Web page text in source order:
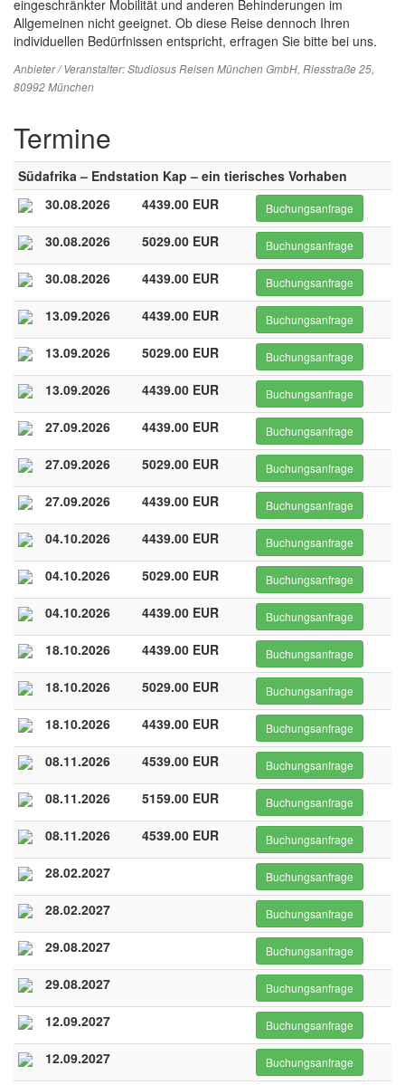
eingeschränkter Mobilität und anderen Behinderungen im
Allgemeinen nicht geeignet. Ob diese Reise dennoch Ihren
individuellen Bedürfnissen entspricht, erfragen Sie bitte bei uns.
Anbieter / Veranstalter:Studiosus Reisen München GmbH, Riesstraße 25,
80992 München
Termine
Südafrika – Endstation Kap – ein tierisches Vorhaben
30.08.2026
4439.00 EUR Buchungsanfrage
30.08.2026 5029.00 EUR Buchungsanfrage
30.08.2026 4439.00 EUR Buchungsanfrage
13.09.2026 4439.00 EUR Buchungsanfrage
13.09.2026 5029.00 EUR Buchungsanfrage
13.09.2026 4439.00 EUR Buchungsanfrage
27.09.2026 4439.00 EUR Buchungsanfrage
27.09.2026 5029.00 EUR Buchungsanfrage
27.09.2026 4439.00 EUR Buchungsanfrage
04.10.2026 4439.00 EUR Buchungsanfrage
04.10.2026 5029.00 EUR Buchungsanfrage
04.10.2026 4439.00 EUR Buchungsanfrage
18.10.2026 4439.00 EUR Buchungsanfrage
18.10.2026 5029.00 EUR Buchungsanfrage
18.10.2026 4439.00 EUR Buchungsanfrage
08.11.2026 4539.00 EUR Buchungsanfrage
08.11.2026 5159.00 EUR Buchungsanfrage
08.11.2026 4539.00 EUR Buchungsanfrage
28.02.2027 Buchungsanfrage
28.02.2027 Buchungsanfrage
29.08.2027 Buchungsanfrage
29.08.2027 Buchungsanfrage
12.09.2027 Buchungsanfrage
12.09.2027 Buchungsanfrage